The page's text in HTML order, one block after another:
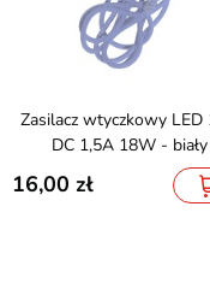
Zasilacz wtyczkowy LED 12V
DC 1,5A 18W - biały
16,00